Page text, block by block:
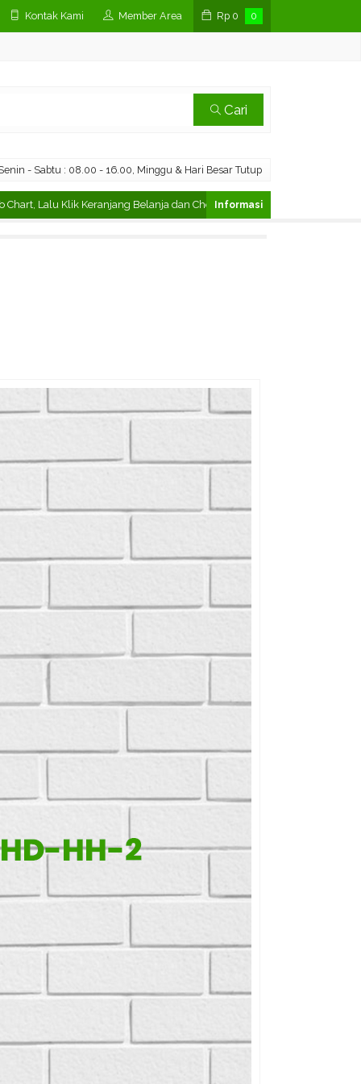
Kontak Kami Member Area Rp 0 0
Cari
- Sabtu : 08.00 - 16.00, Minggu & Hari Besar Tutup
Klik Keranjang Belanja dan Checkout Cara Pesan di